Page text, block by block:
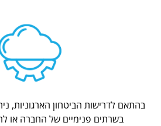
בהתאם לדרישות הביטחון הארגוניות,
בשרתים פנימיים של החברה או